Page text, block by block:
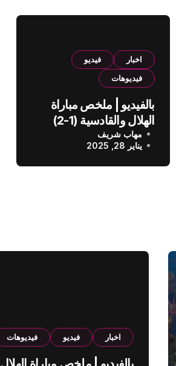
اخبار
فيديو
فيديوهات
بالفيديو | ملخص مباراة
الهلال والقادسية (1-2)
الدوري السعودي
مهاب شريف
يناير 28, 2025
اخبار فيديو فيديوهات